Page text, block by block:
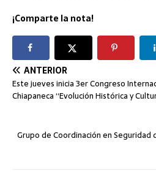
¡Comparte la nota!
ANTERIOR
Este jueves inicia 3er Congreso
Chiapaneca “Evolución Histórica y
Grupo de Coordinación en Seguridad